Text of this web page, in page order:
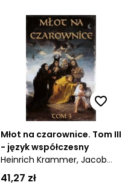
Młot na czarownice. Tom III
- język współczesny
Heinrich Krammer, Jacob
Sprenger
41,27 zł